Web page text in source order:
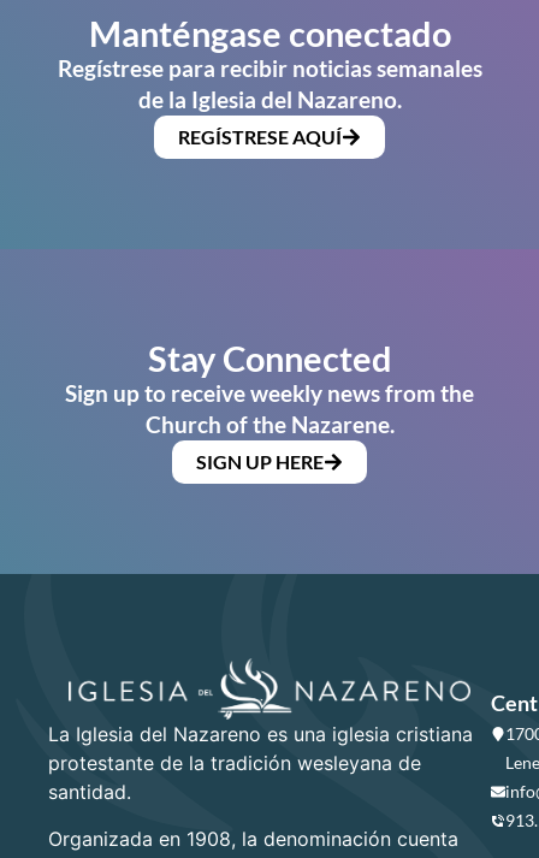
Manténgase conectado
Regístrese para recibir noticias semanales
de la Iglesia del Nazareno.
REGÍSTRESE AQUÍ
Stay Connected
Sign up to receive weekly news from the
Church of the Nazarene.
SIGN UP HERE
La Iglesia del Nazareno es una iglesia cristiana
protestante de la tradición wesleyana de
santidad.
Organizada en 1908, la denominación cuenta